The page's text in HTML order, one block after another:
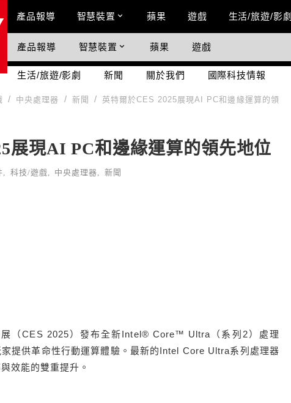
Main Menu
產品報導 智慧裝置 蘋果 遊戲 生活/旅遊/影劇
國際科技情報
產品報導 智慧裝置 蘋果 遊戲
生活/旅遊/影劇 新聞 關於我們 國際科技情報
中央處理器 新聞
英特爾於CES 2025展現AI PC和邊緣運算的領
展現AI PC和邊緣運算的領先地位
科技/遊戲 中央處理器 新聞
（CES 2025）發布全新Intel® Core™ Ultra（系列2）處理
提供革命性行動運算體驗。最新的Intel Core Ultra系列處理器
效能的雙重提升。